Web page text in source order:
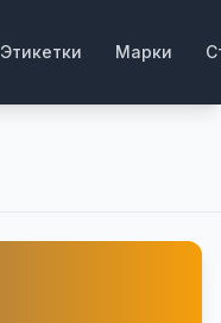
Этикетки Марки